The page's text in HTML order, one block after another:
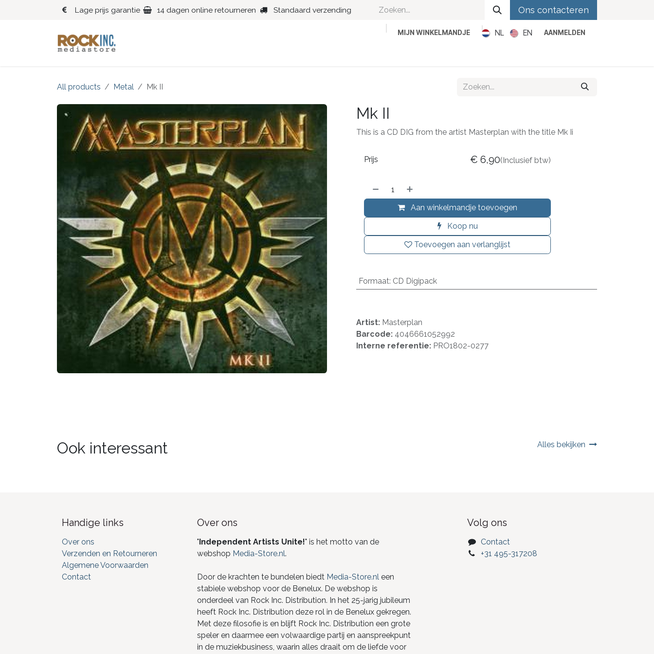
Overslaan naar inhoud
Lage prijs garantie 14 dagen online retourneren Standaard verzending Ons contacteren
MIJN WINKELMANDJE NL EN AANMELDEN
All products Metal Mk II
Mk II
This is a CD DIG from the artist Masterplan with the title Mk Ii
Aan winkelmandje toevoegen
Koop nu
Toevoegen aan verlanglijst
Prijs € 6,90(Inclusief btw)
Formaat: CD Digipack
Artist: Masterplan
Barcode: 4046661052992
Interne referentie: PRO1802-0277
Ook interessant Alles bekijken
Handige links
Over ons
Verzenden en Retourneren
Algemene Voorwaarden
Contact
Over ons
" Independent Artists Unite!" is het motto van de
webshop Media-Store.nl.
Door de krachten te bundelen biedt Media-Store.nleen
stabiele webshop voor de Benelux. De webshop is
onderdeel van Rock Inc. Distribution. In het 25-jarig jubileum
heeft Rock Inc. Distribution deze rol in de Benelux gekregen.
Met deze filosofie is en blijft Rock Inc. Distribution een grote
speler en daarmee een volwaardige partij en aanspreekpunt
in de muziekbusiness, waarin alles draait om de liefde voor
Volg ons
Contact
+31 495-317208